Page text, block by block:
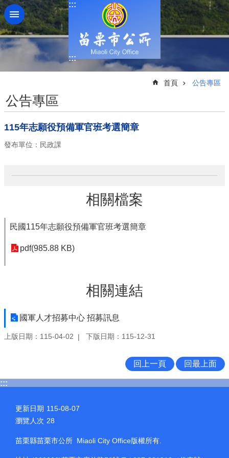
跳到主要內容區塊
:::
:::
首頁 公告專區
公告專區
115年志願役預備軍官班考選簡章
發布單位：民政課
相關檔案
民國115年志願役預備軍官班考選簡章
pdf(985.88 KB)
相關連結
國軍人才招募中心 招募訊息
上版日期：115-04-02 下版日期：115-12-31
回上一頁 回最上面
:::
更新日期 115-08-07
瀏覽人次 28
苗栗縣苗栗市公所 Miaoli City Office版權所有.